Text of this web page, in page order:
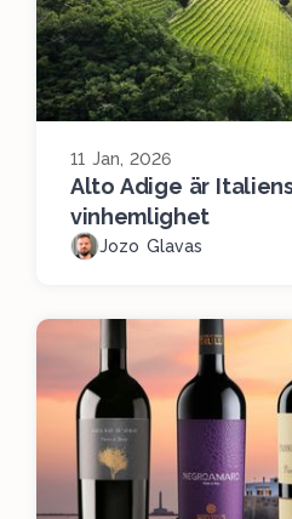
11 Jan, 2026
Alto Adige är
vinhemlighet
Jozo Glavas